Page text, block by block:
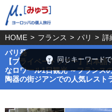
HOME > フランス > パリ > 詳
パリ発
【プライベートツアー】日本
なロワール1日観光 ～フランス
陶器の街ジアンでの人気レスト
emoji_objects 同じキーワー